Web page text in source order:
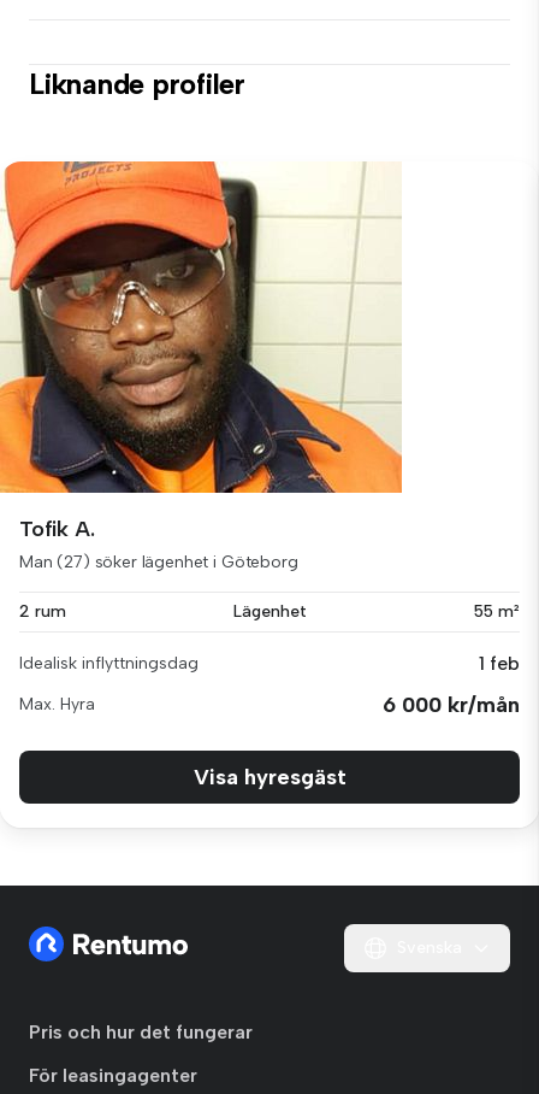
Liknande profiler
Tofik A.
Man (27) söker lägenhet i Göteborg
2 rum Lägenhet 55 m²
Idealisk inflyttningsdag 1 feb
Max. Hyra 6 000 kr/mån
Visa hyresgäst
Pris och hur det fungerar
För leasingagenter